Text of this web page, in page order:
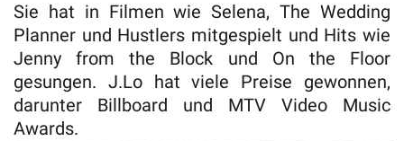
Sie hat in Filmen wie Selena, The Wedding
Planner und Hustlers mitgespielt und Hits wie
Jenny from the Block und On the Floor
gesungen. J.Lo hat viele Preise gewonnen,
darunter Billboard und MTV Video Music
Awards.